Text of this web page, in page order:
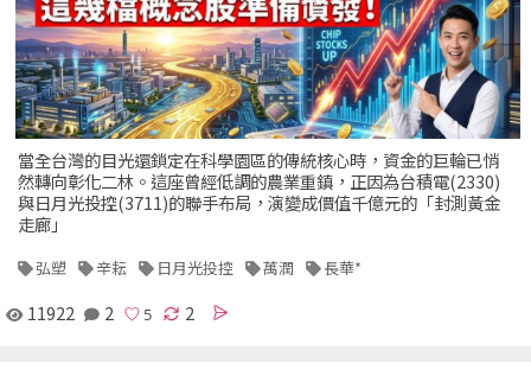
當全台灣的目光還鎖定在科學園區的傳統核心時，資金的巨輪已悄
然轉向彰化二林。這座曾經低調的農業重鎮，正因為台積電(2330)
與日月光投控(3711)的聯手布局，演變成價值千億元的「封測黃金
走廊」
弘塑 辛耘 日月光投控 萬潤 長華*
11922 2 2